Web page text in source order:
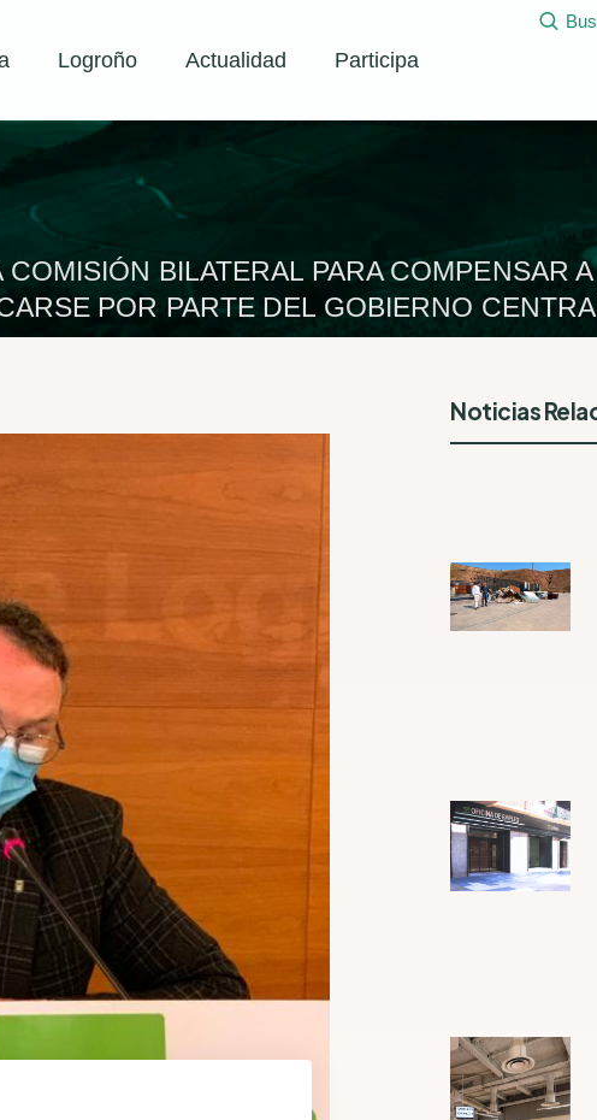
Logroño Actualidad Participa
BILATERAL PARA COMPENSAR
POR PARTE DEL GOBIERNO
Noticias